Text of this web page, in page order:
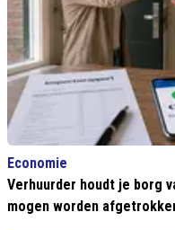
Economie
Verhuurder houdt je borg
mogen worden